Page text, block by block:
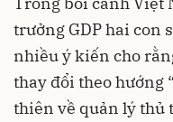
trưởng GDP hai con
nhiều ý kiến cho
thay đổi theo hướng
thiên về quản lý thủ